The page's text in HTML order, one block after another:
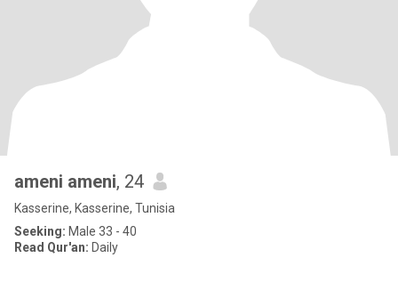
ameni ameni, 24
Kasserine, Kasserine, Tunisia
Seeking: Male 33 - 40
Read Qur'an: Daily